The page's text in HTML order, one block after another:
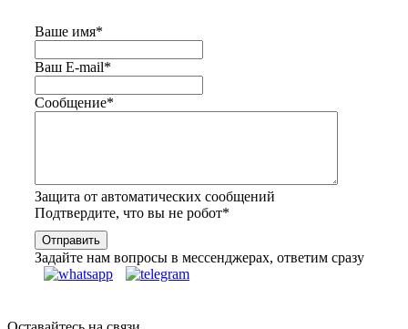
Ваше имя*
Ваш E-mail*
Сообщение*
Защита от автоматических сообщений
Подтвердите, что вы не робот*
Задайте нам вопросы в мессенджерах, ответим сразу